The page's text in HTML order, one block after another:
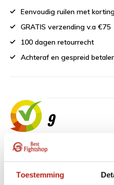
Toestemming
Eenvoudig ruilen met
GRATIS verzending v.a €75
100 dagen retourrecht
Achteraf en gespreid
9
“Goede service , zeer correcte
Beschikbaar in de